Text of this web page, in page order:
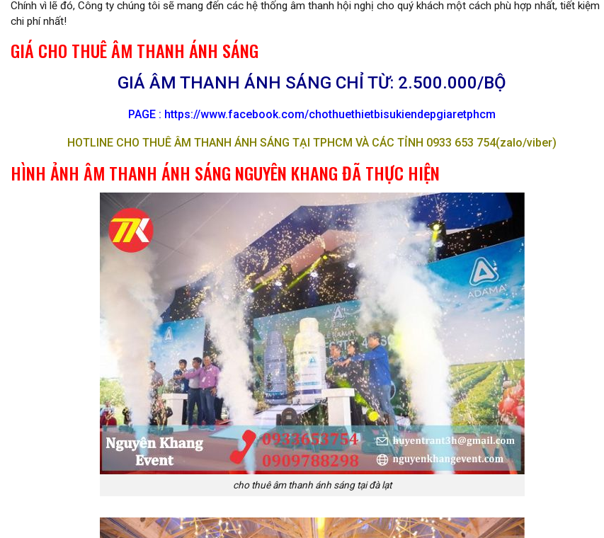
Chính vì lẽ đó, Công ty chúng tôi sẽ mang đến các hệ thống âm thanh hội nghị cho quý khách một cách phù hợp nhất, tiết kiệm
chi phí nhất!
GIÁ CHO THUÊ ÂM THANH ÁNH SÁNG
GIÁ ÂM THANH ÁNH SÁNG CHỈ TỪ: 2.500.000/BỘ
PAGE : https://www.facebook.com/chothuethietbisukiendepgiaretphcm
HOTLINE CHO THUÊ ÂM THANH ÁNH SÁNG TẠI TPHCM VÀ CÁC TỈNH 0933 653 754(zalo/viber)
HÌNH ẢNH ÂM THANH ÁNH SÁNG NGUYÊN KHANG ĐÃ THỰC HIỆN
cho thuê âm thanh ánh sáng tại đà lạt